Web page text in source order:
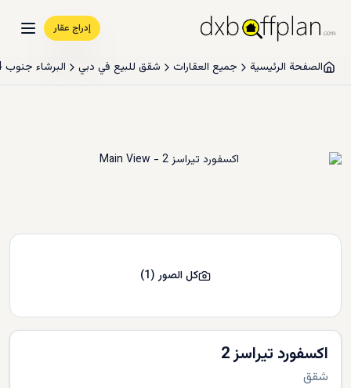
إدراج عقار
الصفحة الرئيسية جميع العقارات شقق للبيع في دبي البرشاء جنوب 4
اكسفورد تيراسز 2
شقق
كل الصور(
1
)